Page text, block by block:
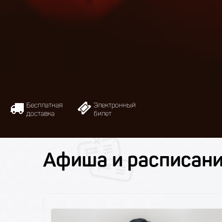
Бесплатная
доставка
Электронный
билет
Афиша и